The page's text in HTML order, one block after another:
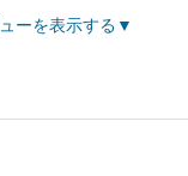
ーを表示する